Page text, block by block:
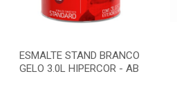
ESMALTE STAND BRANCO
GELO 3.0L HIPERCOR - AB